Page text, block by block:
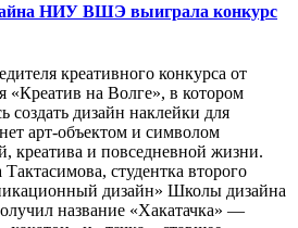
НИУ ВШЭ выиграла конкурс
креативного конкурса от
«Креатив на Волге», в котором
создать дизайн наклейки для
арт-объектом и символом
креатива и повседневной жизни.
студентка второго
дизайн» Школы дизайна
название «Хакатачка» —